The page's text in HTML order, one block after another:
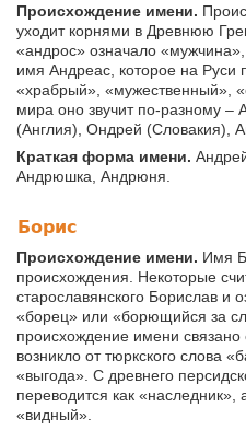
Происхождение имени.
уходит корнями в Древнюю
«андрос» означало
имя Андреас, которое на Руси
«храбрый», «мужественный»,
мира оно звучит по-разному
(Англия), Ондрей (Словакия),
Краткая форма имени.
Андрюшка, Андрюня.
Борис
Происхождение имени. Имя
происхождения. Некоторые
старославянского Борислав и
«борец» или «борющийся за
происхождение имени связано
возникло от тюркского слова
«выгода». С древнего
переводится как «наследник»,
«видный».